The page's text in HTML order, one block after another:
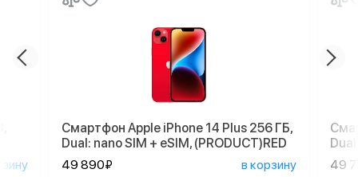
Смартфон Apple iPhone 14 Plus 256 ГБ,
Dual: nano SIM + eSIM, (PRODUCT)RED
49 890₽
в корзину
49